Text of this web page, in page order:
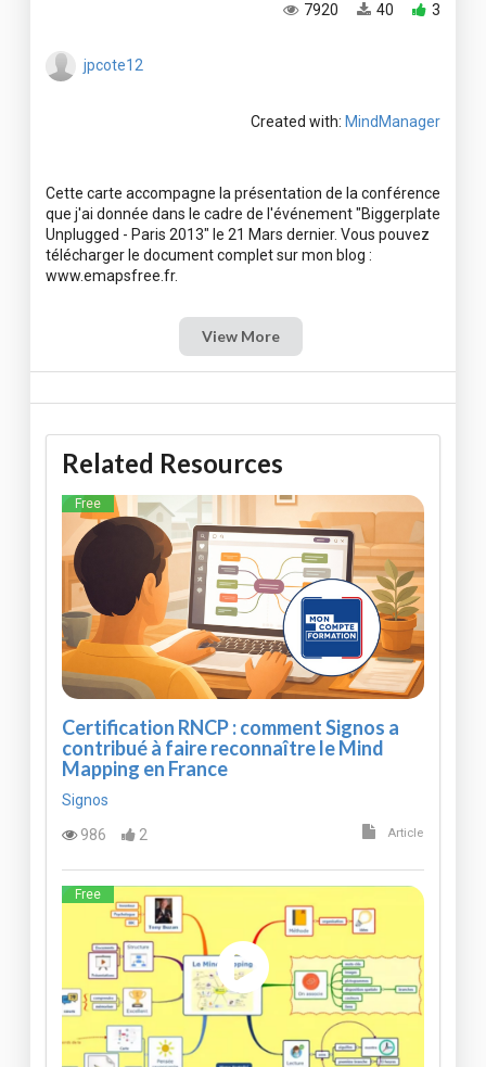
3
40
7920
jpcote12
Created with: MindManager
Cette carte accompagne la présentation de la conférence
que j'ai donnée dans le cadre de l'événement "Biggerplate
Unplugged - Paris 2013" le 21 Mars dernier. Vous pouvez
télécharger le document complet sur mon blog :
View More
Related Resources
Free
Certification RNCP : comment Signos a
contribué à faire reconnaître le Mind
Mapping en France
Signos
986
2 Article
Free